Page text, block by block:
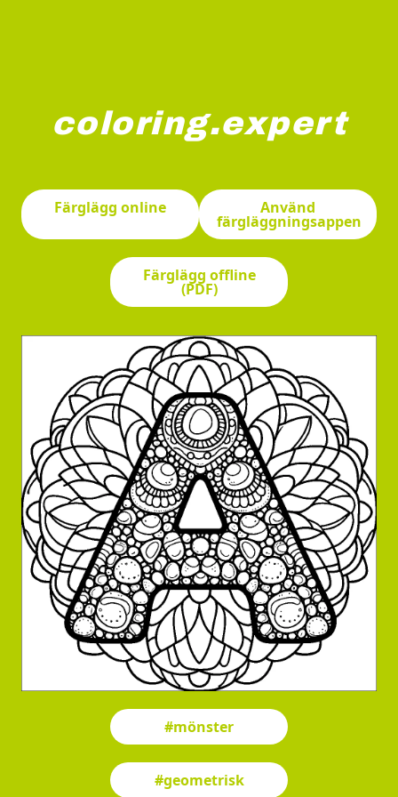
coloring.expert
Färglägg online
Använd
färgläggningsappen
Färglägg offline
(PDF)
#mönster
#geometrisk